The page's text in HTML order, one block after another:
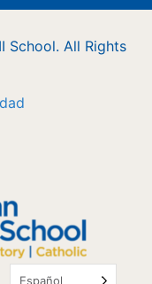
School. All Rights
Español